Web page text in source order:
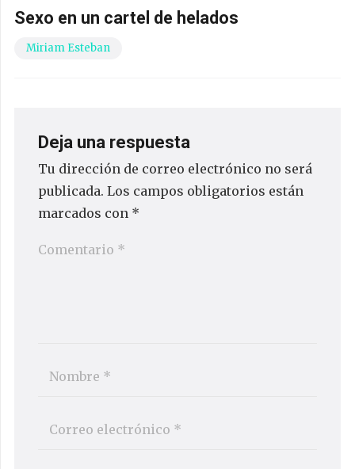
Sexo en un cartel de helados
Miriam Esteban
Deja una respuesta
Tu dirección de correo electrónico no será
publicada. Los campos obligatorios están
marcados con *